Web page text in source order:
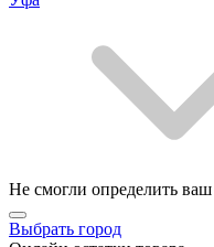
Не смогли определить
Выбрать город